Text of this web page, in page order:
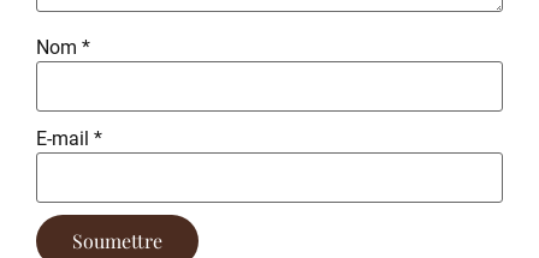
Nom *
E-mail *